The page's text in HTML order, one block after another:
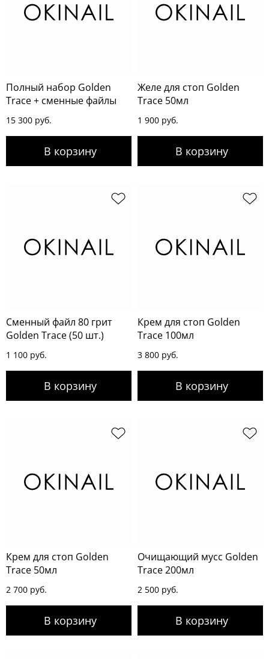
Полный набор Golden
Trace + сменные файлы
15 300 руб.
Желе для стоп Golden
Trace 50мл
1 900 руб.
Сменный файл 80 грит
Golden Trace (50 шт.)
1 100 руб.
Крем для стоп Golden
Trace 100мл
3 800 руб.
Крем для стоп Golden
Trace 50мл
2 700 руб.
Очищающий мусс Golden
Trace 200мл
2 500 руб.